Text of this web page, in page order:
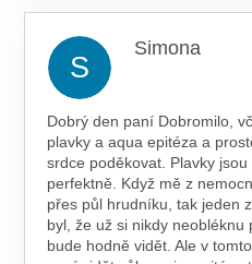
S
Simona
Dobrý den paní Dobromilo,
plavky a aqua epitéza a
srdce poděkovat. Plavky
perfektně. Když mě z
přes půl hrudníku, tak jeden
byl, že už si nikdy neobléknu
bude hodně vidět. Ale v